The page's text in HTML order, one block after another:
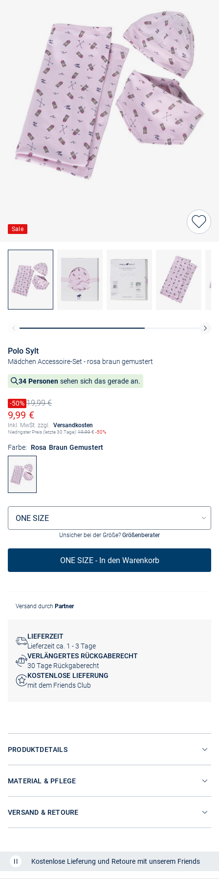
Sale
Polo Sylt
Mädchen Accessoire-Set - rosa braun gemustert
34 Personen sehen sich das gerade an.
Preis reduziert um
-50%
Alter Preis19,99 €
Ermäßigter Preis
9,99 €
Inkl. MwSt. zzgl. Versandkosten
Niedrigster Preis (letzte 30 Tage):19,99€ -50%
Farbe: Rosa Braun Gemustert
Größenauswahl
ONE SIZE
Unsicher bei der Größe? Größenberater
ONE SIZE - In den Warenkorb
Versand durch Partner
LIEFERZEIT
Lieferzeit ca. 1 - 3 Tage
VERLÄNGERTES RÜCKGABERECHT
30 Tage Rückgaberecht
KOSTENLOSE LIEFERUNG
mit dem Friends Club
PRODUKTDETAILS
MATERIAL & PFLEGE
VERSAND & RETOURE
Kostenlose Lieferung und Retoure mit unserem Friends